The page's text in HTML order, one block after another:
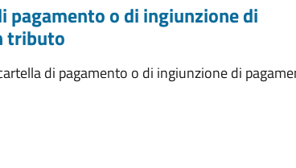
pagamento o di ingiunzione di
tributo
di pagamento o di ingiunzione di